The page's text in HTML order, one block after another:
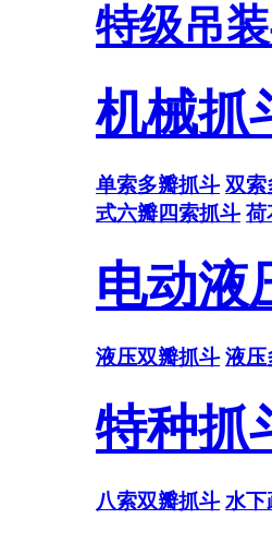
特级吊
机械抓
单索多瓣抓斗 双索
式六瓣四索抓斗 荷
电动液
液压双瓣抓斗 液压
特种抓
八索双瓣抓斗 水下